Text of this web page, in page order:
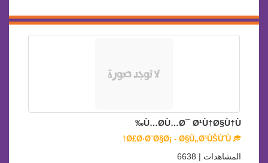
Ù…Ø­Ù…Ø¯ Ø¹Ù†Ø§Ù†Ù‰
المشاهدات | 6638